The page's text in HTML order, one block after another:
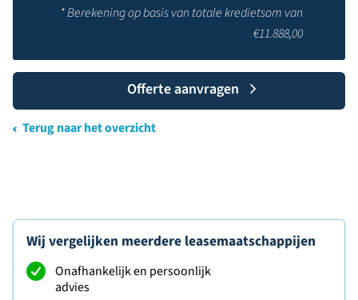
* Berekening op basis van totale kredietsom van
€11.888,00
Offerte aanvragen
Terug naar het overzicht
Wij vergelijken meerdere leasemaatschappijen
Onafhankelijk en persoonlijk
advies